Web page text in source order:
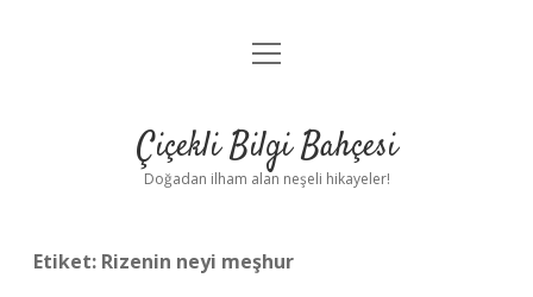
Anasayfa
Yasal Uyarı
menüyü
Çiçekli Bilgi Bahçesi
Doğadan ilham alan neşeli hikayeler!
Etiket: Rizenin neyi meşhur